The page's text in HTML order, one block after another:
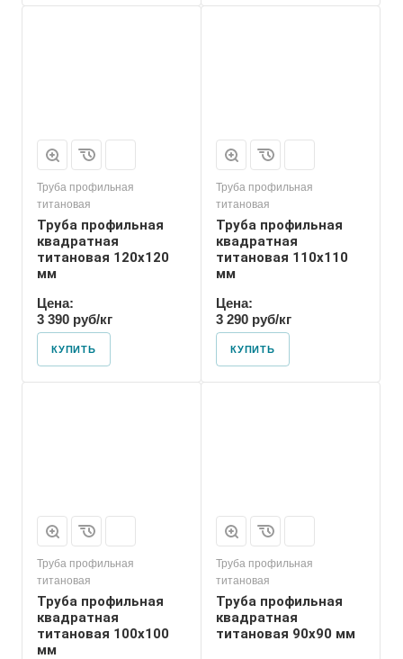
Труба профильная
титановая
Труба профильная
квадратная
титановая 120х120
мм
Цена:
3 390 руб/кг
КУПИТЬ
Труба профильная
титановая
Труба профильная
квадратная
титановая 110х110
мм
Цена:
3 290 руб/кг
КУПИТЬ
Труба профильная
титановая
Труба профильная
квадратная
титановая 100х100
мм
Труба профильная
титановая
Труба профильная
квадратная
титановая 90х90 мм